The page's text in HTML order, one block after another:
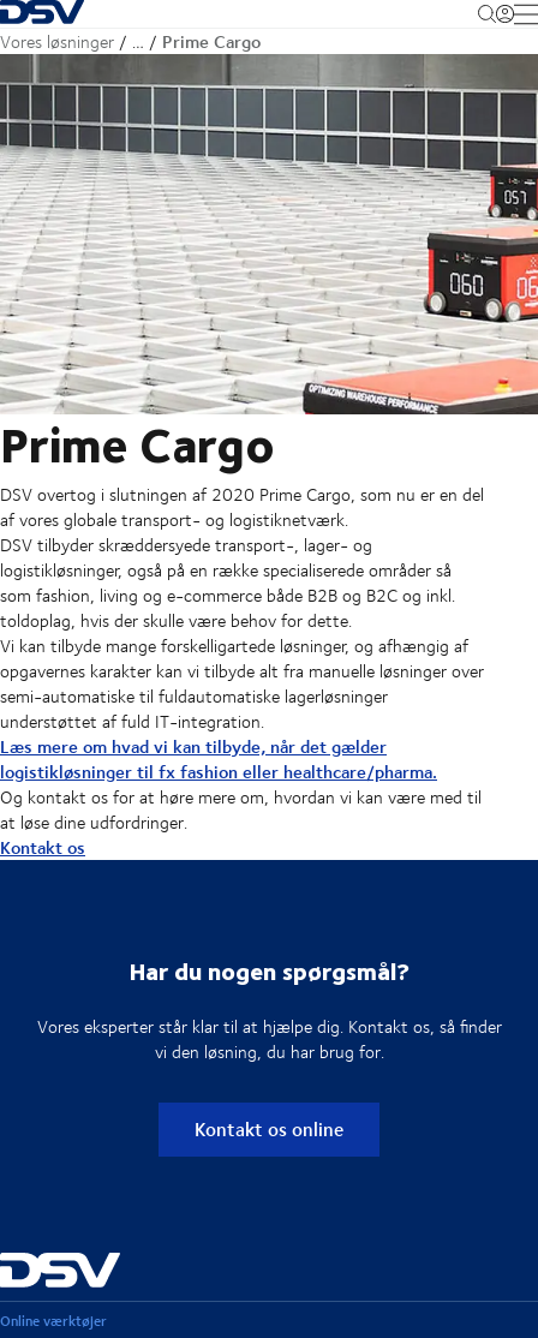
Tilbage til forsiden
Vores løsninger … Prime Cargo
Prime Cargo
DSV overtog i slutningen af 2020 Prime Cargo, som nu er en del
af vores globale transport- og logistiknetværk.
DSV tilbyder skræddersyede transport-, lager- og
logistikløsninger, også på en række specialiserede områder så
som fashion, living og e-commerce både B2B og B2C og inkl.
toldoplag, hvis der skulle være behov for dette.
Vi kan tilbyde mange forskelligartede løsninger, og afhængig af
opgavernes karakter kan vi tilbyde alt fra manuelle løsninger over
semi-automatiske til fuldautomatiske lagerløsninger
understøttet af fuld IT-integration.
Læs mere om hvad vi kan tilbyde, når det gælder
logistikløsninger til fx fashion eller healthcare/pharma.
Og kontakt os for at høre mere om, hvordan vi kan være med til
at løse dine udfordringer.
Kontakt os
Har du nogen spørgsmål?
Vores eksperter står klar til at hjælpe dig. Kontakt os, så finder
vi den løsning, du har brug for.
Kontakt os online
Online værktøjer